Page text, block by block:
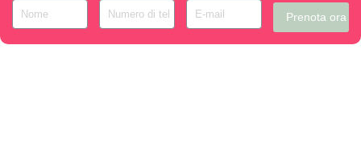
Prenota ora